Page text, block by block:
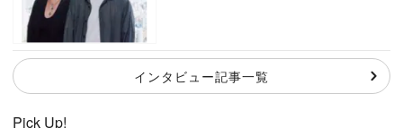
インタビュー記事一覧
Pick Up!